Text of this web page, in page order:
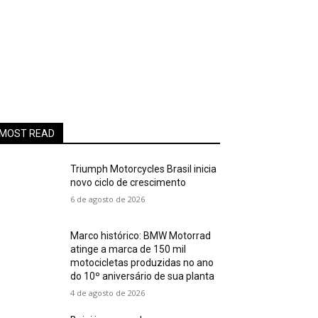
MOST READ
Triumph Motorcycles Brasil inicia
novo ciclo de crescimento
6 de agosto de 2026
Marco histórico: BMW Motorrad
atinge a marca de 150 mil
motocicletas produzidas no ano
do 10º aniversário de sua planta
4 de agosto de 2026